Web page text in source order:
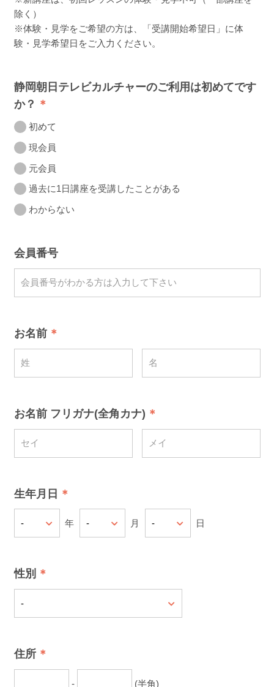
除く）
※体験・見学をご希望の方は、「受講開始希望日」に体
験・見学希望日をご入力ください。
静岡朝日テレビカルチャーのご利用は初めてです
か？
初めて
現会員
元会員
過去に1日講座を受講したことがある
わからない
会員番号
お名前
お名前 フリガナ(全角カナ)
生年月日
年 月 日
性別
住所
- (半角)